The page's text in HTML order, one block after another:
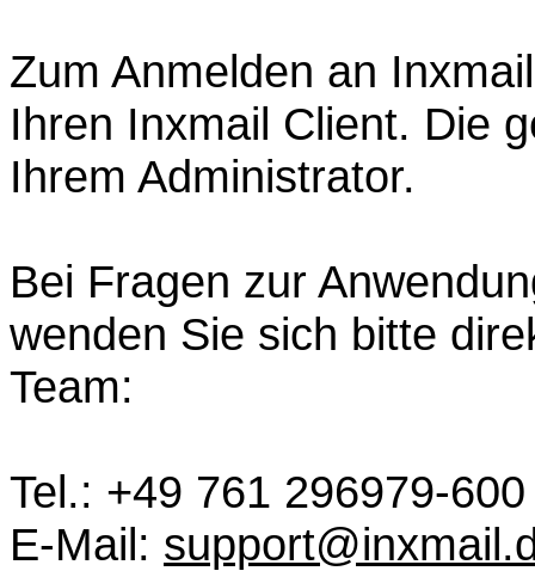
Zum Anmelden an
Ihren Inxmail Client. Die
Ihrem Administrator.
Bei Fragen zur
wenden Sie sich bitte
Team:
Tel.: +49 761 296979-600
E-Mail: